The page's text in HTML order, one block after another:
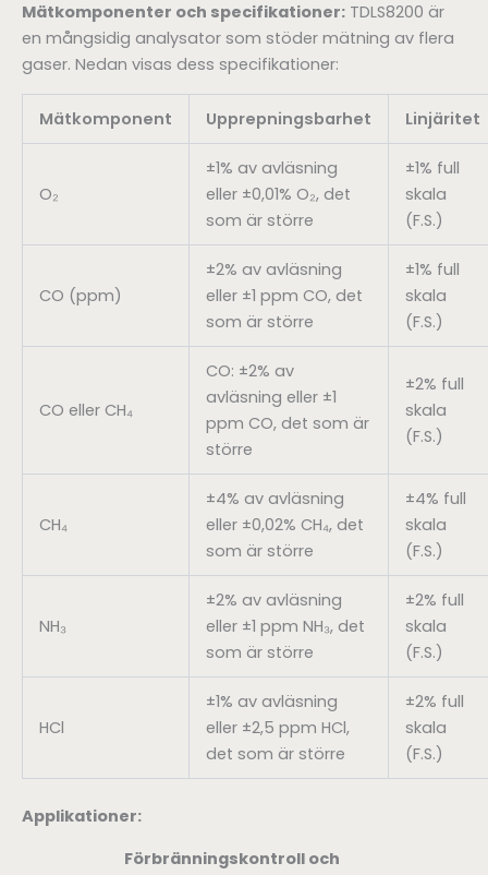
Mätkomponenter och specifikationer: TDLS8200 är
en mångsidig analysator som stöder mätning av flera
gaser. Nedan visas dess specifikationer:
Mätkomponent Upprepningsbarhet Linjäritet
O₂
±1% av avläsning
eller ±0,01% O₂, det
som är större
±1% full
skala
(F.S.)
CO (ppm)
±2% av avläsning
eller ±1 ppm CO, det
som är större
±1% full
skala
(F.S.)
CO eller CH₄
CO: ±2% av
avläsning eller ±1
ppm CO, det som är
större
±2% full
skala
(F.S.)
CH₄
±4% av avläsning
eller ±0,02% CH₄, det
som är större
±4% full
skala
(F.S.)
NH₃
±2% av avläsning
eller ±1 ppm NH₃, det
som är större
±2% full
skala
(F.S.)
HCl
±1% av avläsning
eller ±2,5 ppm HCl,
det som är större
±2% full
skala
(F.S.)
Applikationer:
Förbränningskontroll och